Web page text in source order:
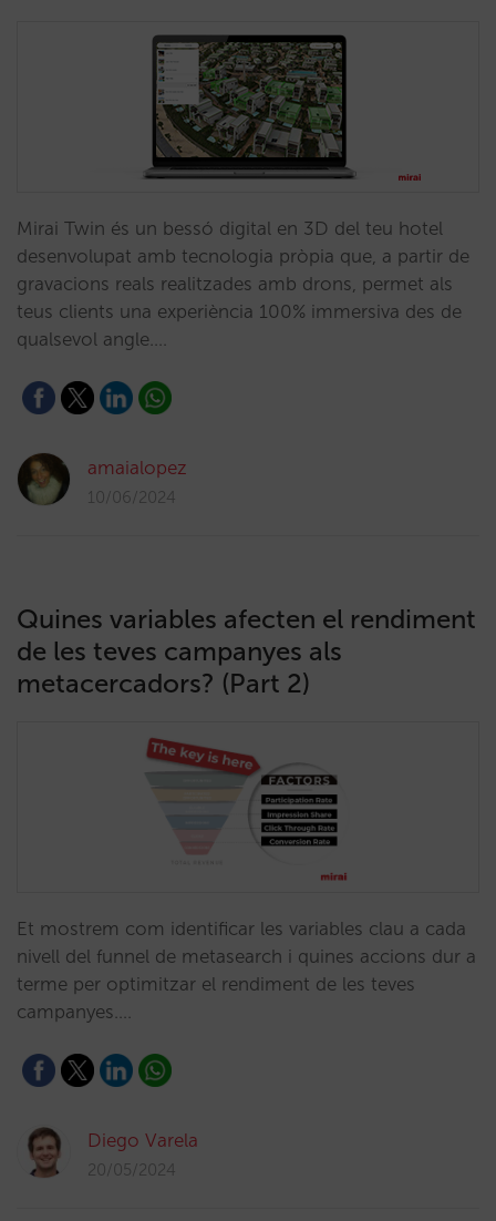
Mirai Twin és un bessó digital en 3D del teu hotel
desenvolupat amb tecnologia pròpia que, a partir de
gravacions reals realitzades amb drons, permet als
teus clients una experiència 100% immersiva des de
qualsevol angle.…
amaialopez
10/06/2024
Quines variables afecten el rendiment
de les teves campanyes als
metacercadors? (Part 2)
Et mostrem com identificar les variables clau a cada
nivell del funnel de metasearch i quines accions dur a
terme per optimitzar el rendiment de les teves
campanyes.…
Diego Varela
20/05/2024